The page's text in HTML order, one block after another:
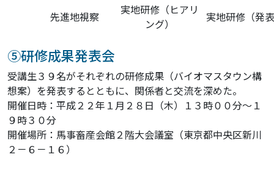
先進地視察
実地研修（ヒアリ
ング）
実地研修（発
⑤研修成果発表会
受講生３９名がそれぞれの研修成果（バイオマスタウン構
想案）を発表するとともに、関係者と交流を深めた。
開催日時：平成２２年１月２８日（木）１３時００分～１
９時３０分
開催場所：馬事畜産会館２階大会議室（東京都中央区新川
２－６－１６）